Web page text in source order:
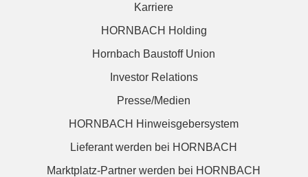
Karriere
HORNBACH Holding
Hornbach Baustoff Union
Investor Relations
Presse/Medien
HORNBACH Hinweisgebersystem
Lieferant werden bei HORNBACH
Marktplatz-Partner werden bei HORNBACH